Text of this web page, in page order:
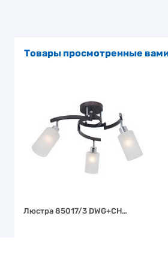
Товары просмотренные
Люстра 85017/3 DWG+CH…